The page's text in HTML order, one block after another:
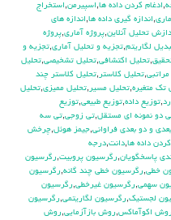
,ادغام كردن داده ها,اسپيرمن,استخراج
,اندازه گيري داده ها,اندازه هاي
تحليل آنلاين,پروژه آماري,پروژه
لگاريتم,تجزيه و تحليل آماري,تجزيه و
,تحليل اكتشافي,تحليل تشخيصي,تحليل
,تحليل كلاستر ,تحليل كلاستر چند
تك متغيره,تحليل مسير ,تحليل مميزي,تحليل
,توزيع داده,توزيع طبيعي,توزيع
دو نمونه اي مستقل,تي زوجي,تي سه
و دو بعدي فراواني,جيمز هوئل,چرخش
داده ها,دانت,درجه
پاسخگويان,رگرسيون پروبيت,رگرسيون
خطي,رگرسيون خطي چند گانه,رگرسيون
سهمي,رگرسيون غيرخطي,رگرسيون
لجستيک,رگرسيون لگاريتمي,رگرسيون
روش اكوآماكس,روش بازآزمايي,روش